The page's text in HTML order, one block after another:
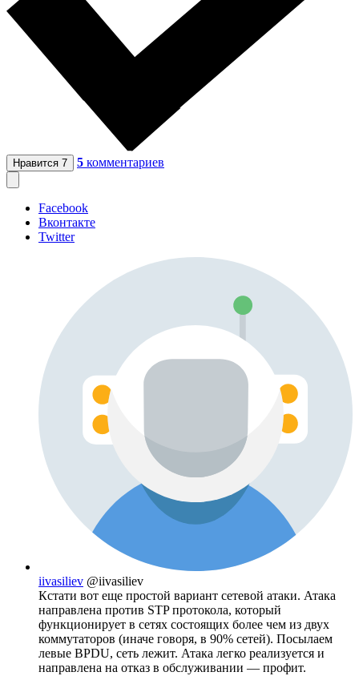
Нравится 7 5 комментариев
Facebook
Вконтакте
Twitter
iivasiliev @iivasiliev
Кстати вот еще простой вариант сетевой атаки. Атака
направлена против STP протокола, который
функционирует в сетях состоящих более чем из двух
коммутаторов (иначе говоря, в 90% сетей). Посылаем
левые BPDU, сеть лежит. Атака легко реализуется и
направлена на отказ в обслуживании — профит.